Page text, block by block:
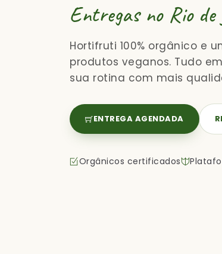
Entregas no Rio
Hortifruti 100% orgânico e
produtos veganos. Tudo
sua rotina com mais
ENTREGA AGENDADA
Orgânicos certificados